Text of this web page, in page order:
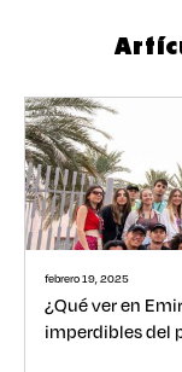
febrero 19, 2025
¿Qué ver en
imperdibles del